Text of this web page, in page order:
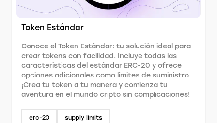
Token Estándar
Conoce el Token Estándar: tu solución ideal para
crear tokens con facilidad. Incluye todas las
características del estándar ERC-20 y ofrece
opciones adicionales como límites de suministro.
¡Crea tu token a tu manera y comienza tu
aventura en el mundo cripto sin complicaciones!
erc-20 supply limits